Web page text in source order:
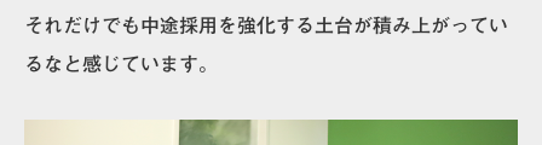
それだけでも中途採用を強化する土台が積み上がってい
るなと感じています。